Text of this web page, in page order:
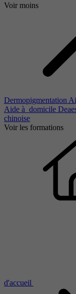
Voir moins
Dermopigmentation
Aide à domicile
chinoise
Voir les formations
d'accueil